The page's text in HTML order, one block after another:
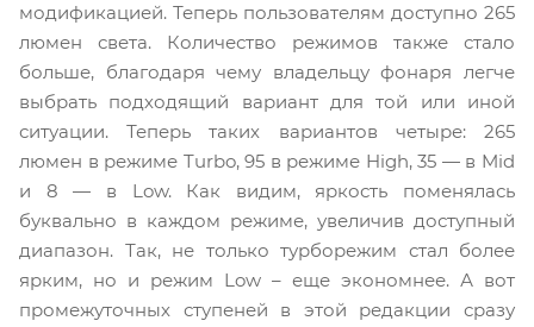
модификацией. Теперь пользователям доступно 265
люмен света. Количество режимов также стало
больше, благодаря чему владельцу фонаря легче
выбрать подходящий вариант для той или иной
ситуации. Теперь таких вариантов четыре: 265
люмен в режиме Turbo, 95 в режиме High, 35 — в Mid
и 8 — в Low. Как видим, яркость поменялась
буквально в каждом режиме, увеличив доступный
диапазон. Так, не только турборежим стал более
ярким, но и режим Low – еще экономнее. А вот
промежуточных ступеней в этой редакции сразу